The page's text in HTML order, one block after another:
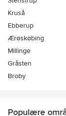
Kruså
Ebberup
Ærøskøbing
Millinge
Gråsten
Broby
Populære